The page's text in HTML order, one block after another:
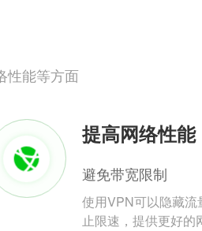
性能等方面
提高网络性能
避免带宽限制
使用VPN可以隐藏流
止限速，提供更好的